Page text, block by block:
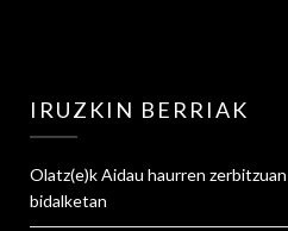
IRUZKIN BERRIAK
Olatz(e)kAidau haurren
bidalketan